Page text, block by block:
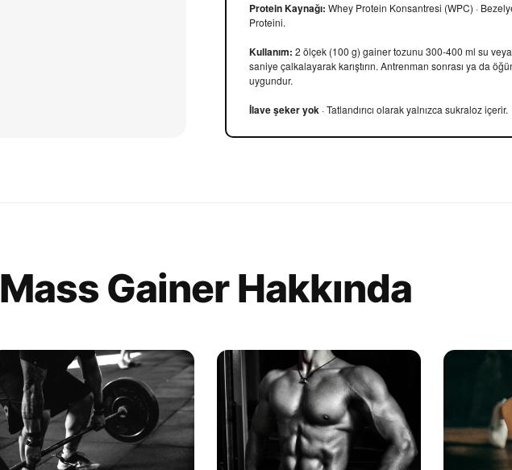
Protein Kaynağı: Whey Protein Konsantresi (WPC) ·
Proteini.
Kullanım: 2 ölçek (100 g) gainer tozunu 300-400 ml su
saniye çalkalayarak karıştırın. Antrenman sonrası ya da
uygundur.
İlave şeker yok · Tatlandırıcı olarak yalnızca sukraloz içerir.
Mass Gainer Hakkında